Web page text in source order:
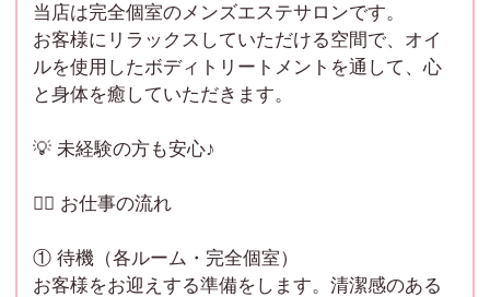
お客様にお洋服を脱いでいただいている間に、シャワ
ーの準備をします。
アメニティなどのご説明をして、バスルームへご案内
ください。
⑥ 施術
トを行います。
100分コース → 約80分の施術
当店は完全個室のメンズエステサロンです。
お客様にリラックスしていただける空間で、オイ
ルを使用したボディトリートメントを通して、心
と身体を癒していただきます。
💡 未経験の方も安心♪
🧖‍♀️ お仕事の流れ
① 待機（各ルーム・完全個室）
お客様をお迎えする準備をします。清潔感のある